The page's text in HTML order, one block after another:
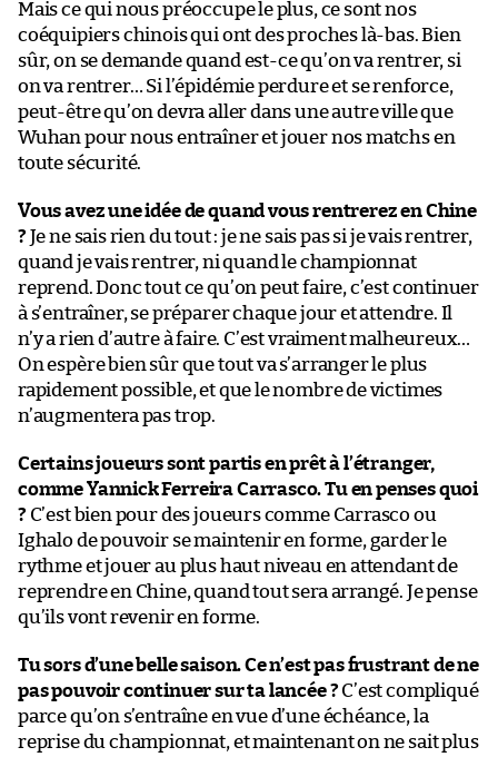
Mais ce qui nous préoccupe le plus, ce sont nos
coéquipiers chinois qui ont des proches là-bas. Bien
sûr, on se demande quand est-ce qu’on va rentrer, si
on va rentrer… Si l’épidémie perdure et se renforce,
peut-être qu’on devra aller dans une autre ville que
Wuhan pour nous entraîner et jouer nos matchs en
toute sécurité.
Vous avez une idée de quand vous rentrerez en Chine
? Je ne sais rien du tout : je ne sais pas si je vais rentrer,
quand je vais rentrer, ni quand le championnat
reprend. Donc tout ce qu’on peut faire, c’est continuer
à s’entraîner, se préparer chaque jour et attendre. Il
n’y a rien d’autre à faire. C’est vraiment malheureux…
On espère bien sûr que tout va s’arranger le plus
rapidement possible, et que le nombre de victimes
n’augmentera pas trop.
Certains joueurs sont partis en prêt à l’étranger,
comme Yannick Ferreira Carrasco. Tu en penses quoi
? C’est bien pour des joueurs comme Carrasco ou
Ighalo de pouvoir se maintenir en forme, garder le
rythme et jouer au plus haut niveau en attendant de
reprendre en Chine, quand tout sera arrangé. Je pense
qu’ils vont revenir en forme.
Tu sors d’une belle saison. Ce n’est pas frustrant de ne
pas pouvoir continuer sur ta lancée ? C’est compliqué
parce qu’on s’entraîne en vue d’une échéance, la
reprise du championnat, et maintenant on ne sait plus